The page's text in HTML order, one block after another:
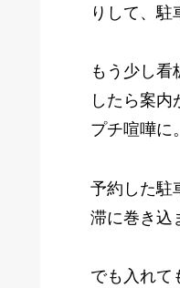
りして、
もう少し
したら案
プチ喧嘩に。
予約した駐
滞に巻き込
でも入れて